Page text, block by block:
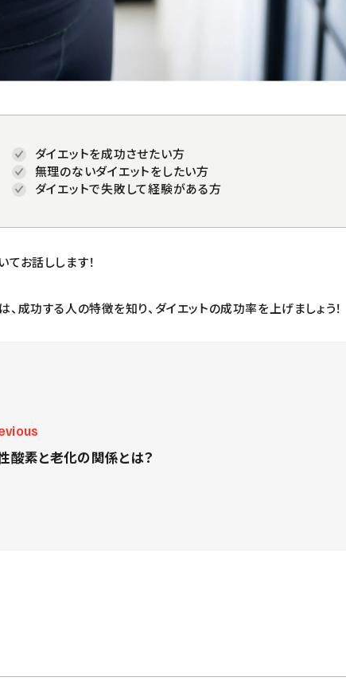
ダイエットを成功させたい方
無理のないダイエットをしたい方
ダイエットで失敗して経験がある方
お話しします！
成功する人の特徴を知り、ダイエットの成功率を上げましょう！
酸素と老化の関係とは？